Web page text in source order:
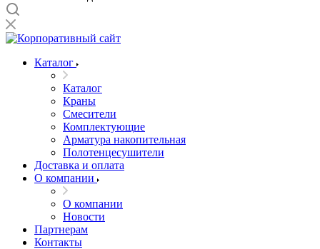
Каталог
Каталог
Краны
Смесители
Комплектующие
Арматура накопительная
Полотенцесушители
Доставка и оплата
О компании
О компании
Новости
Партнерам
Контакты